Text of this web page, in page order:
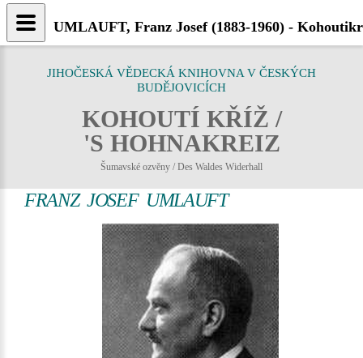
JIHOČESKÁ VĚDECKÁ KNIHOVNA V ČESKÝCH
BUDĚJOVICÍCH
KOHOUTÍ KŘÍŽ /
'S HOHNAKREIZ
Šumavské ozvěny / Des Waldes Widerhall
FRANZ JOSEF UMLAUFT
UMLAUFT, Franz Josef (1883-1960) -